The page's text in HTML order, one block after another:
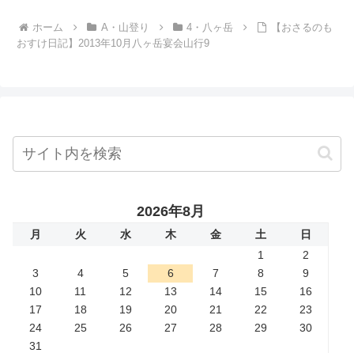
ホーム A・山登り 4・八ヶ岳
【おさるのも
おすけ日記】2013年10月八ヶ岳宴会山行9
2026年8月
月 火 水 木 金 土
日
1
2
3
4 5 6 7 8
9
10
11 12 13 14 15
16
17
18 19 20 21 22
23
24
25 26 27 28 29
30
31